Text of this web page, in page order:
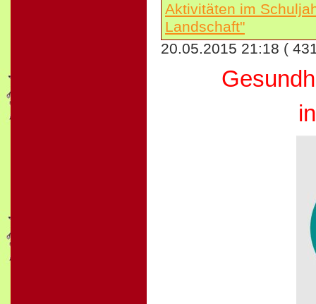
Aktivitäten im
Landschaft"
20.05.2015 21:18 (